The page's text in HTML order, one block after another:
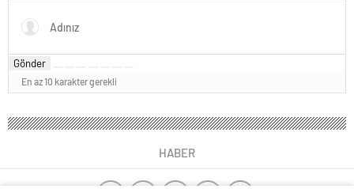
Gönder
En az 10 karakter gerekli
HABER